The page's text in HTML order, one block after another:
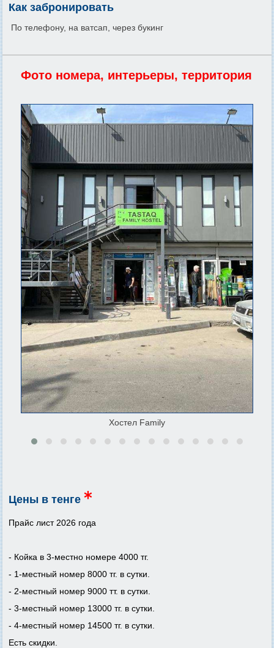
Как забронировать
По телефону, на ватсап, через букинг
Фото номера, интерьеры, территория
Хостел Family
Цены в тенге
Прайс лист 2026 года
- Койка в 3-местно номере 4000 тг.
- 1-местный номер 8000 тг. в сутки.
- 2-местный номер 9000 тт. в сутки.
- 3-местный номер 13000 тг. в сутки.
- 4-местный номер 14500 тг. в сутки.
Есть скидки.